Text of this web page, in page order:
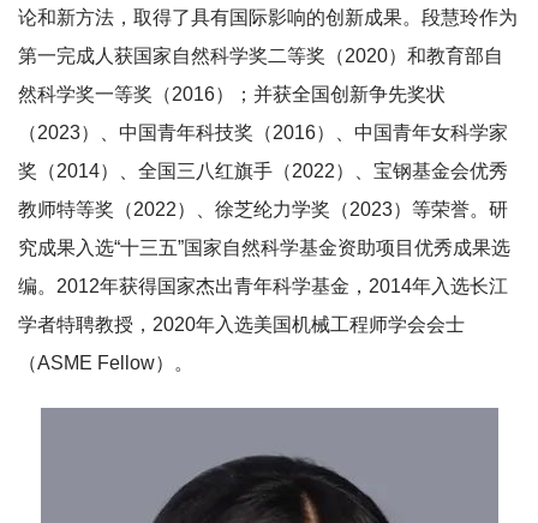
论和新方法，取得了具有国际影响的创新成果。段慧玲作为
第一完成人获国家自然科学奖二等奖（2020）和教育部自
然科学奖一等奖（2016）；并获全国创新争先奖状
（2023）、中国青年科技奖（2016）、中国青年女科学家
奖（2014）、全国三八红旗手（2022）、宝钢基金会优秀
教师特等奖（2022）、徐芝纶力学奖（2023）等荣誉。研
究成果入选“十三五”国家自然科学基金资助项目优秀成果选
编。2012年获得国家杰出青年科学基金，2014年入选长江
学者特聘教授，2020年入选美国机械工程师学会会士
（ASME Fellow）。